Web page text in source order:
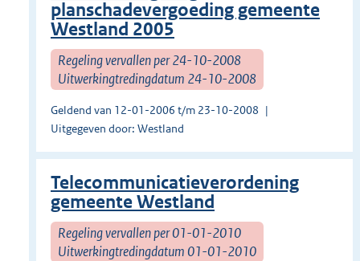
planschadevergoeding gemeente
Westland 2005
Regeling vervallen per 24-10-2008
Uitwerkingtredingdatum 24-10-2008
Geldend van 12-01-2006 t/m 23-10-2008
Uitgegeven door: Westland
Telecommunicatieverordening
gemeente Westland
Regeling vervallen per 01-01-2010
Uitwerkingtredingdatum 01-01-2010